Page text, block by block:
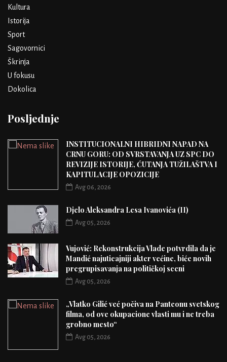
Kultura
Istorija
Sport
Sagovornici
Škrinja
U fokusu
Dokolica
Posljednje
INSTITUCIONALNI HIBRIDNI NAPAD NA
CRNU GORU: OD SVRSTAVANJA UZ SPC DO
REVIZIJE ISTORIJE, ĆUTANJA TUŽILAŠTVA I
KAPITULACIJE OPOZICIJE
Avg 06, 2026
Djelo Aleksandra Lesa Ivanovića (II)
Avg 05, 2026
Vujović: Rekonstrukcija Vlade potvrdila da je
Mandić najuticajniji akter većine, biće novih
pregrupisavanja na političkoj sceni
Avg 05, 2026
„Vlatko Gilić već počiva na Panteonu svetskog
filma, od ove okupacione vlasti mu i ne treba
grobno mesto“
Avg 05, 2026